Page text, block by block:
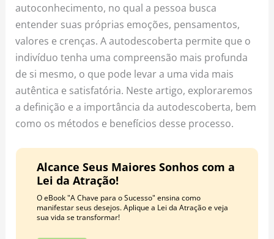
autoconhecimento, no qual a pessoa busca
entender suas próprias emoções, pensamentos,
valores e crenças. A autodescoberta permite que o
indivíduo tenha uma compreensão mais profunda
de si mesmo, o que pode levar a uma vida mais
autêntica e satisfatória. Neste artigo, exploraremos
a definição e a importância da autodescoberta, bem
como os métodos e benefícios desse processo.
Alcance Seus Maiores Sonhos com a
Lei da Atração!
O eBook "A Chave para o Sucesso" ensina como
manifestar seus desejos. Aplique a Lei da Atração e veja
sua vida se transformar!